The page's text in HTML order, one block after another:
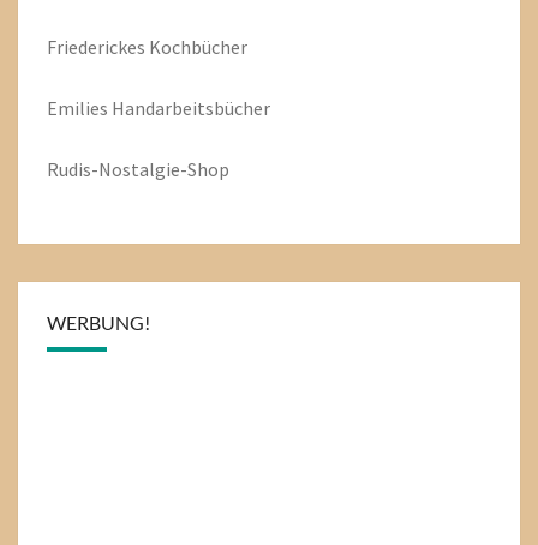
Friederickes Kochbücher
Emilies Handarbeitsbücher
Rudis-Nostalgie-Shop
WERBUNG!